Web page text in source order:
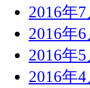
2016年7
2016年6
2016年5
2016年4